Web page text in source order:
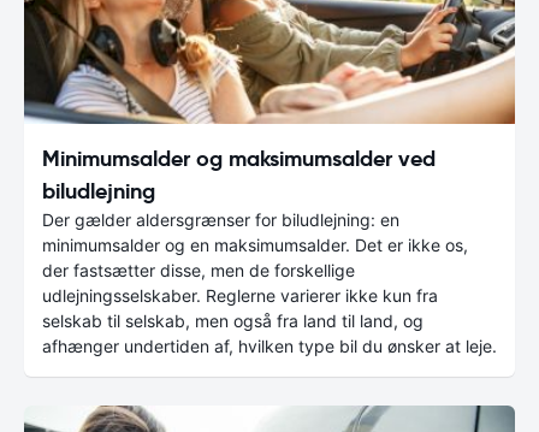
Minimumsalder og maksimumsalder ved
biludlejning
Der gælder aldersgrænser for biludlejning: en
minimumsalder og en maksimumsalder. Det er ikke os,
der fastsætter disse, men de forskellige
udlejningsselskaber. Reglerne varierer ikke kun fra
selskab til selskab, men også fra land til land, og
afhænger undertiden af, hvilken type bil du ønsker at leje.